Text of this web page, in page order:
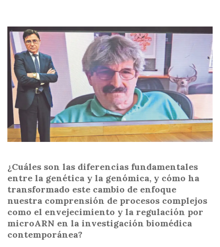
¿Cuáles son las diferencias fundamentales
entre la genética y la genómica, y cómo ha
transformado este cambio de enfoque
nuestra comprensión de procesos complejos
como el envejecimiento y la regulación por
microARN en la investigación biomédica
contemporánea?